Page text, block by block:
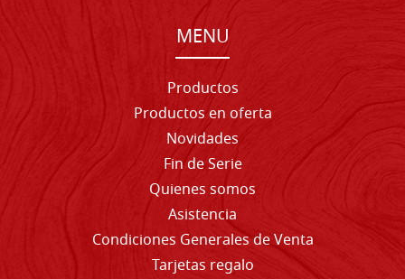
MENU
Productos
Productos en oferta
Novidades
Fin de Serie
Quienes somos
Asistencia
Condiciones Generales de Venta
Tarjetas regalo